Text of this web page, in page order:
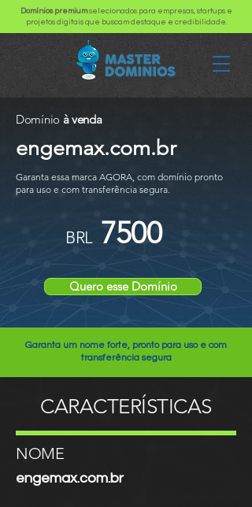
Domínios premiumselecionados para empresas, startups e
projetos digitais que buscam destaque e credibilidade.
Domínio à venda
engemax.com.br
Garanta essa marca AGORA, com domínio pronto
para uso e com transferência segura.
BRL 7500
Quero esse Domínio
Garanta um nome forte, pronto para uso e com
transferência segura
CARACTERÍSTICAS
NOME
engemax.com.br